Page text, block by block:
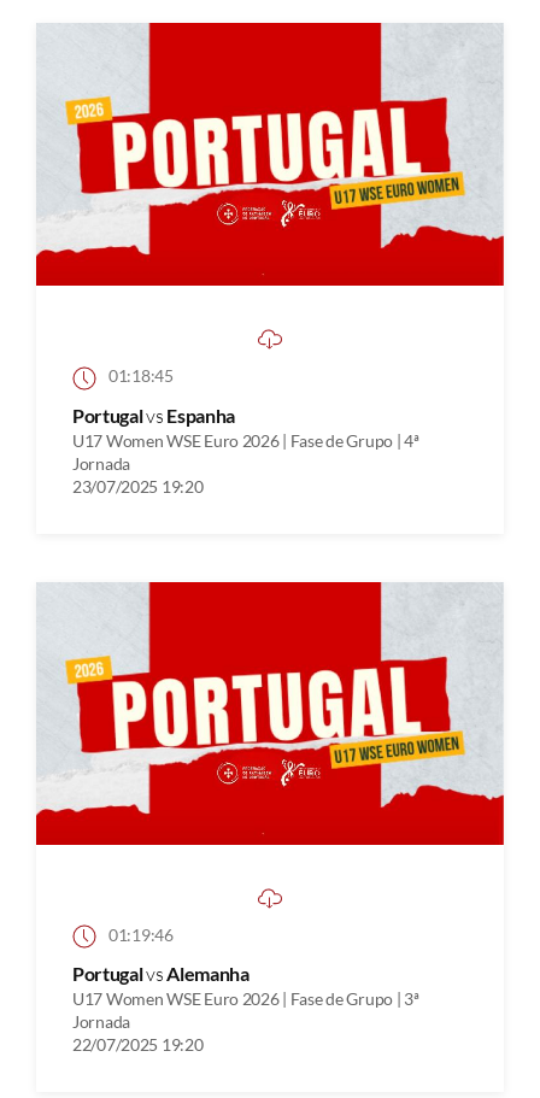
01:18:45
Portugalvs Espanha
U17 Women WSE Euro 2026 | Fase de Grupo | 4ª
Jornada
23/07/2025 19:20
01:19:46
PortugalvsAlemanha
U17 Women WSE Euro 2026 | Fase de Grupo | 3ª
Jornada
22/07/2025 19:20